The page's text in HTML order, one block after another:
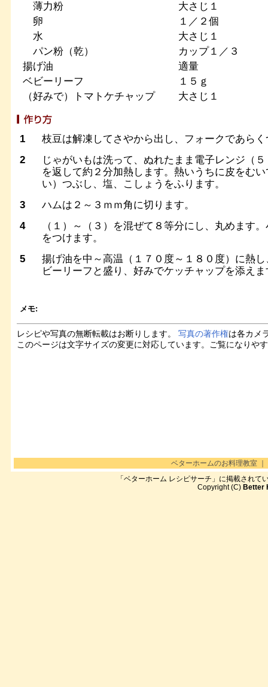
薄力粉
大さじ１
卵
１／２個
水
大さじ１
パン粉（乾）
カップ１／３
揚げ油
適量
ベビーリーフ
１５ｇ
（好みで）トマトケチャップ
大さじ１
1
枝豆は解凍してさやから出し、フォークであら
2
じゃがいもは洗って、ぬれたまま電子レンジ（
を返して約２分加熱します。熱いうちに皮をむ
い）つぶし、塩、こしょうをふります。
3
ハムは２～３ｍｍ角に切ります。
4
（１）～（３）を混ぜて８等分にし、丸めます
をつけます。
5
揚げ油を中～高温（１７０度～１８０度）に熱
ビーリーフと盛り、好みでケッチャップを添えま
メモ:
レシピや写真の無断転載はお断りします。 写真の著作権は各カメ
このページは文字サイズの変更に対応しています。ご覧になりや
ベターホームのお料理教室
「ベターホーム レシピサーチ」に掲載され
Copyright (C) Better